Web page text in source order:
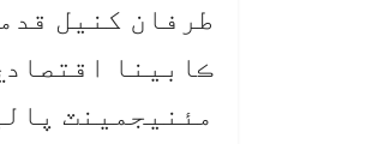
طرفان کنيل
ڪابينا
مئنيجمينٽ